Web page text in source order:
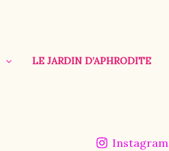
LE JARDIN D’APHRODITE
Instagram